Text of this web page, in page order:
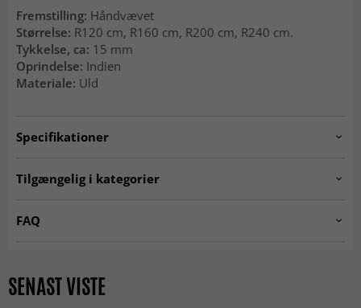
Fremstilling: Håndvævet
Størrelse: R120 cm, R160 cm, R200 cm, R240 cm.
Tykkelse, ca: 15 mm
Oprindelse: Indien
Materiale: Uld
Specifikationer
Tilgængelig i kategorier
MODERNE TÆPPER
FAQ
et stilrent og sammenhængende udtryk.
SENAST VISTE